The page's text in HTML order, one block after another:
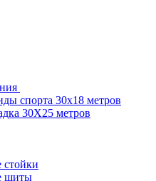
спорта 30x18 метров
30Х25 метров
стойки
щиты